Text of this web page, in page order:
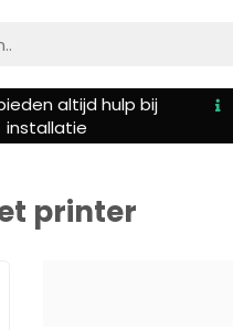
altijd hulp bij
installatie
printer